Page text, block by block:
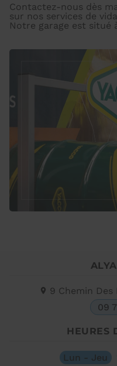
Contactez-nous dès
sur nos services de
Notre garage est situé
9 Chemin Des
09
HEURES
Lun - Jeu